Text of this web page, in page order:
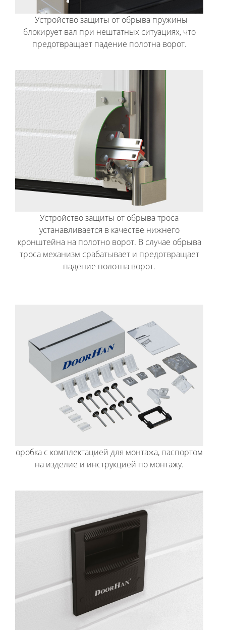
Устройство защиты от обрыва пружины
блокирует вал при нештатных ситуациях, что
предотвращает падение полотна ворот.
Устройство защиты от обрыва троса
устанавливается в качестве нижнего
кронштейна на полотно ворот. В случае обрыва
троса механизм срабатывает и предотвращает
падение полотна ворот.
оробка с комплектацией для монтажа, паспортом
на изделие и инструкцией по монтажу.